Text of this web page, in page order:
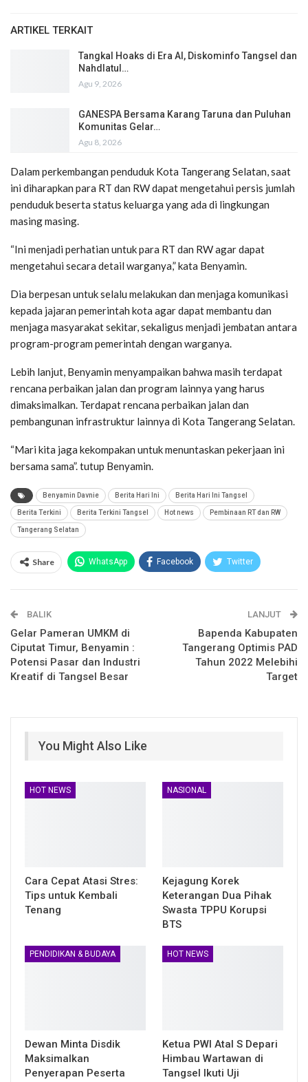
ARTIKEL TERKAIT
Tangkal Hoaks di Era AI, Diskominfo Tangsel dan
Nahdlatul…
Agu 9, 2026
GANESPA Bersama Karang Taruna dan Puluhan
Komunitas Gelar…
Agu 8, 2026
Dalam perkembangan penduduk Kota Tangerang Selatan, saat
ini diharapkan para RT dan RW dapat mengetahui persis jumlah
penduduk beserta status keluarga yang ada di lingkungan
masing masing.
“Ini menjadi perhatian untuk para RT dan RW agar dapat
mengetahui secara detail warganya,” kata Benyamin.
Dia berpesan untuk selalu melakukan dan menjaga komunikasi
kepada jajaran pemerintah kota agar dapat membantu dan
menjaga masyarakat sekitar, sekaligus menjadi jembatan antara
program-program pemerintah dengan warganya.
Lebih lanjut, Benyamin menyampaikan bahwa masih terdapat
rencana perbaikan jalan dan program lainnya yang harus
dimaksimalkan. Terdapat rencana perbaikan jalan dan
pembangunan infrastruktur lainnya di Kota Tangerang Selatan.
“Mari kita jaga kekompakan untuk menuntaskan pekerjaan ini
bersama sama”. tutup Benyamin.
Benyamin Davnie Berita Hari Ini Berita Hari Ini Tangsel
Berita Terkini Berita Terkini Tangsel Hot news Pembinaan RT dan RW
Tangerang Selatan
Share WhatsApp Facebook Twitter
Telegram
BALIK
Gelar Pameran UMKM di
Ciputat Timur, Benyamin :
Potensi Pasar dan Industri
Kreatif di Tangsel Besar
LANJUT
Bapenda Kabupaten
Tangerang Optimis PAD
Tahun 2022 Melebihi
Target
You Might Also Like
HOT NEWS
Cara Cepat Atasi Stres:
Tips untuk Kembali
Tenang
NASIONAL
Kejagung Korek
Keterangan Dua Pihak
Swasta TPPU Korupsi
BTS
PENDIDIKAN & BUDAYA
Dewan Minta Disdik
Maksimalkan
Penyerapan Peserta
HOT NEWS
Ketua PWI Atal S Depari
Himbau Wartawan di
Tangsel Ikuti Uji